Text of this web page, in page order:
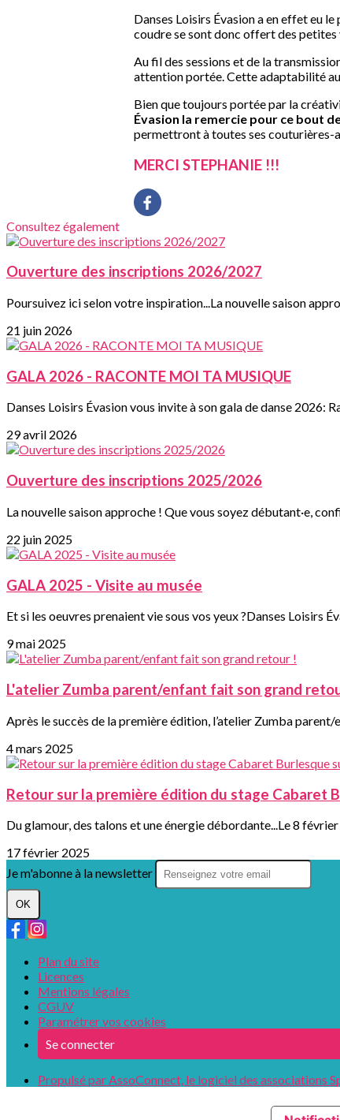
Danses Loisirs Évasion a en effet eu
coudre se sont donc offert des
Au fil des sessions et de la
attention portée. Cette adaptabilité au
Bien que toujours portée par la
Évasion la remercie pour ce bout
permettront à toutes ses couturières-
MERCI STEPHANIE !!!
Consultez également
Ouverture des inscriptions 2026/2027
Poursuivez ici selon votre inspiration...La nouvelle saison
21 juin 2026
GALA 2026 - RACONTE MOI TA MUSIQUE
Danses Loisirs Évasion vous invite à son gala de danse 2026:
29 avril 2026
Ouverture des inscriptions 2025/2026
La nouvelle saison approche ! Que vous soyez débutant·e,
22 juin 2025
GALA 2025 - Visite au musée
Et si les oeuvres prenaient vie sous vos yeux ?Danses Loisirs
9 mai 2025
L'atelier Zumba parent/enfant fait son grand
Après le succès de la première édition, l’atelier Zumba parent/
4 mars 2025
Retour sur la première édition du stage Cabaret
Du glamour, des talons et une énergie débordante...Le 8
17 février 2025
Je m'abonne à la newsletter
OK
Plan du site
Licences
Mentions légales
CGUV
Paramétrer vos cookies
Se connecter
Propulsé par AssoConnect, le logiciel des associations